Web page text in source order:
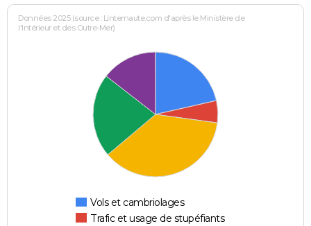
Données 2025 (source : Linternaute.com d'après le Ministère de
l'Intérieur et des Outre-Mer)
Vols et cambriolages
Trafic et usage de stupéfiants